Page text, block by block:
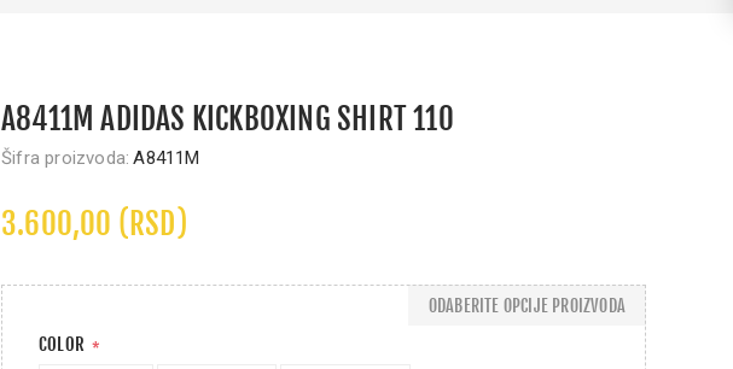
A8411M ADIDAS KICKBOXING SHIRT 110
Šifra proizvoda: A8411M
3.600,00 (RSD)
COLOR *
ODABERITE OPCIJE PROIZVODA